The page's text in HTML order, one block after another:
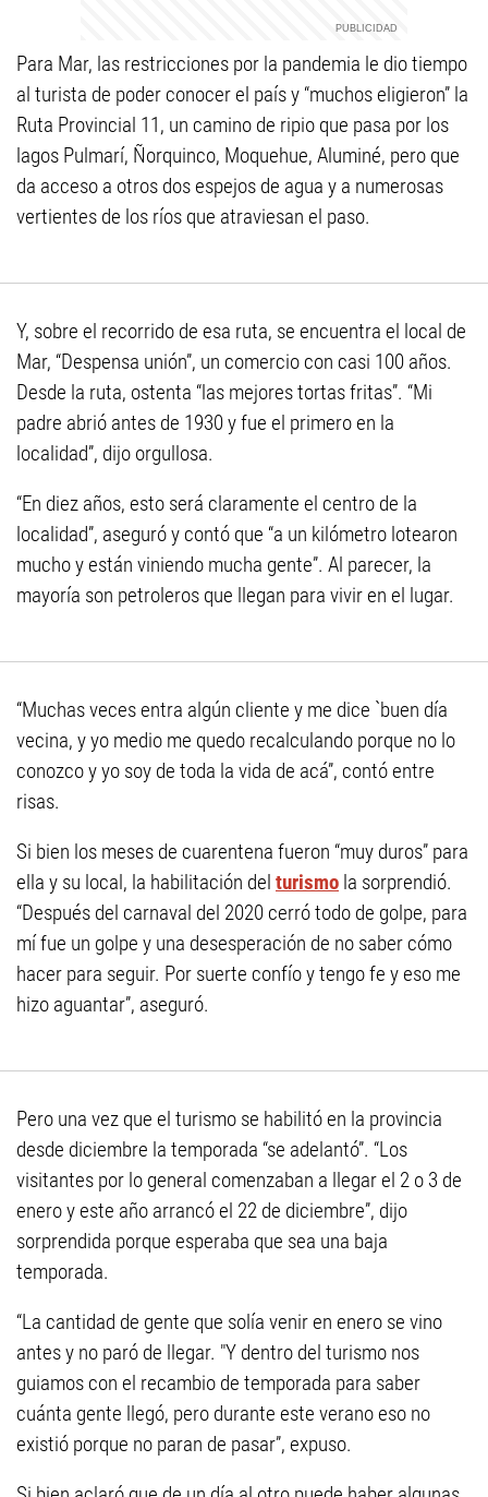
Para Mar, las restricciones por la pandemia le dio tiempo
al turista de poder conocer el país y “muchos eligieron” la
Ruta Provincial 11, un camino de ripio que pasa por los
lagos Pulmarí, Ñorquinco, Moquehue, Aluminé, pero que
da acceso a otros dos espejos de agua y a numerosas
vertientes de los ríos que atraviesan el paso.
Y, sobre el recorrido de esa ruta, se encuentra el local de
Mar, “Despensa unión”, un comercio con casi 100 años.
Desde la ruta, ostenta “las mejores tortas fritas”. “Mi
padre abrió antes de 1930 y fue el primero en la
localidad”, dijo orgullosa.
“En diez años, esto será claramente el centro de la
localidad”, aseguró y contó que “a un kilómetro lotearon
mucho y están viniendo mucha gente”. Al parecer, la
mayoría son petroleros que llegan para vivir en el lugar.
“Muchas veces entra algún cliente y me dice `buen día
vecina, y yo medio me quedo recalculando porque no lo
conozco y yo soy de toda la vida de acá”, contó entre
risas.
Si bien los meses de cuarentena fueron “muy duros” para
ella y su local, la habilitación del turismo la sorprendió.
“Después del carnaval del 2020 cerró todo de golpe, para
mí fue un golpe y una desesperación de no saber cómo
hacer para seguir. Por suerte confío y tengo fe y eso me
hizo aguantar”, aseguró.
Pero una vez que el turismo se habilitó en la provincia
desde diciembre la temporada “se adelantó”. “Los
visitantes por lo general comenzaban a llegar el 2 o 3 de
enero y este año arrancó el 22 de diciembre”, dijo
sorprendida porque esperaba que sea una baja
temporada.
“La cantidad de gente que solía venir en enero se vino
antes y no paró de llegar. "Y dentro del turismo nos
guiamos con el recambio de temporada para saber
cuánta gente llegó, pero durante este verano eso no
existió porque no paran de pasar”, expuso.